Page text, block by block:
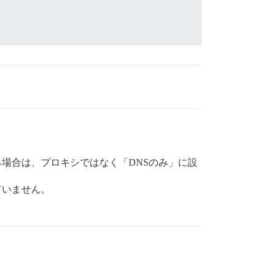
合は、プロキシではなく「DNSのみ」に設
ません。